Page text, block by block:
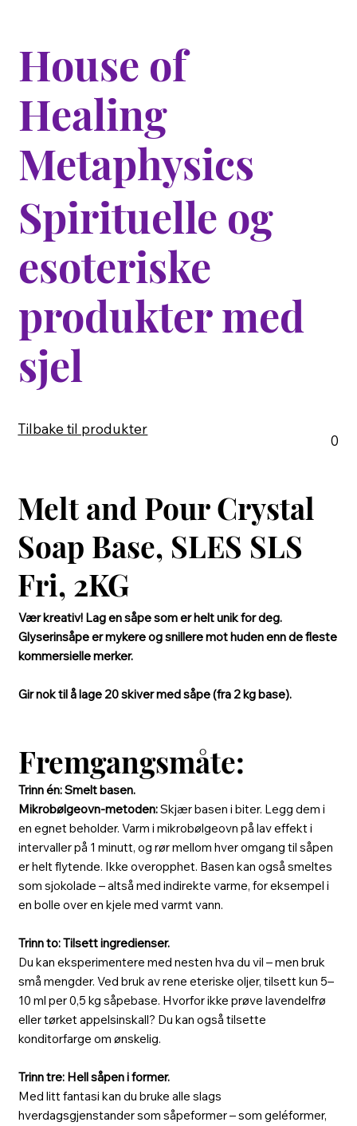
House of
Healing
Metaphysics
Spirituelle og
esoteriske
produkter med
sjel
Tilbake til produkter
0
Melt and Pour Crystal
Soap Base, SLES SLS
Fri, 2KG
Vær kreativ! Lag en såpe som er helt unik for deg.
Glyserinsåpe er mykere og snillere mot huden enn de fleste
kommersielle merker.
Gir nok til å lage 20 skiver med såpe (fra 2 kg base).
Fremgangsmåte:
Trinn én: Smelt basen.
Mikrobølgeovn-metoden:Skjær basen i biter. Legg dem i
en egnet beholder. Varm i mikrobølgeovn på lav effekt i
intervaller på 1 minutt, og rør mellom hver omgang til såpen
er helt flytende. Ikke overopphet. Basen kan også smeltes
som sjokolade – altså med indirekte varme, for eksempel i
en bolle over en kjele med varmt vann.
Trinn to: Tilsett ingredienser.
Du kan eksperimentere med nesten hva du vil – men bruk
små mengder. Ved bruk av rene eteriske oljer, tilsett kun 5–
10 ml per 0,5 kg såpebase. Hvorfor ikke prøve lavendelfrø
eller tørket appelsinskall? Du kan også tilsette
konditorfarge om ønskelig.
Trinn tre: Hell såpen i former.
Med litt fantasi kan du bruke alle slags
hverdagsgjenstander som såpeformer – som geléformer,